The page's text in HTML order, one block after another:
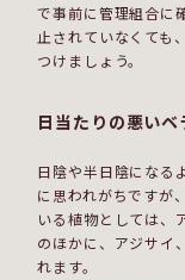
で事前に管理組合に
止されていなくても
つけましょう。
日当たりの悪いベ
日陰や半日陰になる
に思われがちですが
いる植物としては、
のほかに、アジサイ
れます。